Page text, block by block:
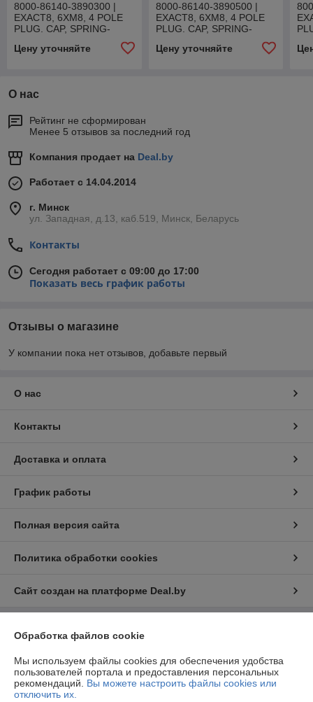
8000-86140-3890300 |
EXACT8, 6XM8, 4 POLE
PLUG. CAP, SPRING-
Цену уточняйте
8000-86140-3890500 |
EXACT8, 6XM8, 4 POLE
PLUG. CAP, SPRING-
Цену уточняйте
О нас
Рейтинг не сформирован
Менее 5 отзывов за последний год
Компания продает на Deal.by
Работает с 14.04.2014
г. Минск
ул. Западная, д.13, каб.519, Минск, Беларусь
Контакты
Сегодня работает с 09:00 до 17:00
Показать весь график работы
Отзывы о магазине
У компании пока нет отзывов, добавьте первый
О нас
Контакты
Доставка и оплата
График работы
Полная версия сайта
Политика обработки cookies
Сайт создан на платформе Deal.by
Информация для покупателя
Юридическое лицо:ООО «ФилФар Технолоджи»
220036, г. Минск, ул. Западная, д.13, к.519
Регистрационный номер ЕГР: 192123248
Обработка файлов cookie
Мы используем файлы cookies для обеспечения удобства
пользователей портала и предоставления персональных
рекомендаций. Вы можете настроить файлы cookies или
отключить их.